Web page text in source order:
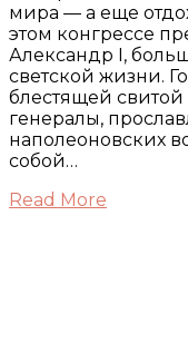
мира — а еще
этом конгрессе
Александр I,
светской жизни.
блестящей
генералы,
наполеоновских
собой…
Read More